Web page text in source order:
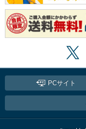
PCサイト